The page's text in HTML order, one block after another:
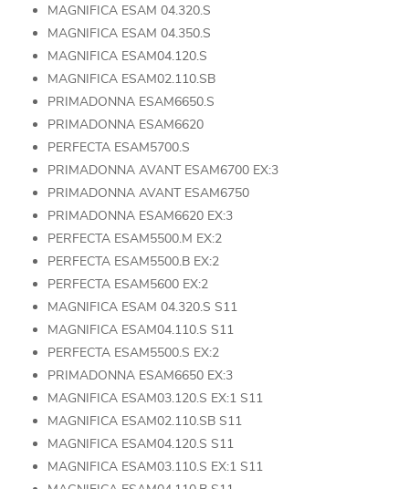
MAGNIFICA ESAM 04.320.S
MAGNIFICA ESAM 04.350.S
MAGNIFICA ESAM04.120.S
MAGNIFICA ESAM02.110.SB
PRIMADONNA ESAM6650.S
PRIMADONNA ESAM6620
PERFECTA ESAM5700.S
PRIMADONNA AVANT ESAM6700 EX:3
PRIMADONNA AVANT ESAM6750
PRIMADONNA ESAM6620 EX:3
PERFECTA ESAM5500.M EX:2
PERFECTA ESAM5500.B EX:2
PERFECTA ESAM5600 EX:2
MAGNIFICA ESAM 04.320.S S11
MAGNIFICA ESAM04.110.S S11
PERFECTA ESAM5500.S EX:2
PRIMADONNA ESAM6650 EX:3
MAGNIFICA ESAM03.120.S EX:1 S11
MAGNIFICA ESAM02.110.SB S11
MAGNIFICA ESAM04.120.S S11
MAGNIFICA ESAM03.110.S EX:1 S11